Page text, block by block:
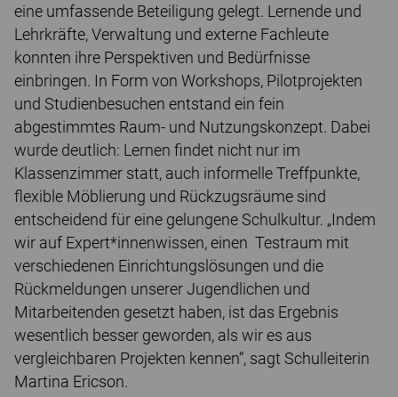
eine umfassende Beteiligung gelegt. Lernende und
Lehrkräfte, Verwaltung und externe Fachleute
konnten ihre Perspektiven und Bedürfnisse
einbringen. In Form von Workshops, Pilotprojekten
und Studienbesuchen entstand ein fein
abgestimmtes Raum- und Nutzungskonzept. Dabei
wurde deutlich: Lernen findet nicht nur im
Klassenzimmer statt, auch informelle Treffpunkte,
flexible Möblierung und Rückzugsräume sind
entscheidend für eine gelungene Schulkultur. „Indem
wir auf Expert*innenwissen, einen Testraum mit
verschiedenen Einrichtungslösungen und die
Rückmeldungen unserer Jugendlichen und
Mitarbeitenden gesetzt haben, ist das Ergebnis
wesentlich besser geworden, als wir es aus
vergleichbaren Projekten kennen“, sagt Schulleiterin
Martina Ericson.